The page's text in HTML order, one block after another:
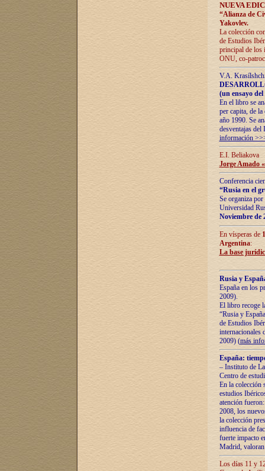
NUEVA
“Alianza de
Yakovlev.
La colección
de Estudios
principal de los
ONU, co-
V.A.
(un ensayo
En el libro se
per capita, de
año 1990. Se
desventajas
información
E.I. Beliakova
Jorge Amado
Conferencia
“Rusia en el
Se organiza
Universidad
Noviembre de
En vísperas de
Argentina:
La base
Rusia y
España en los
2009).
El libro recoge
“Rusia y
de Estudios
internacionales
2009) (más
España:
– Instituto de
Centro de
En la colección
estudios
atención
2008, los
la colección
influencia de
fuerte impacto
Madrid,
Los días 11 y